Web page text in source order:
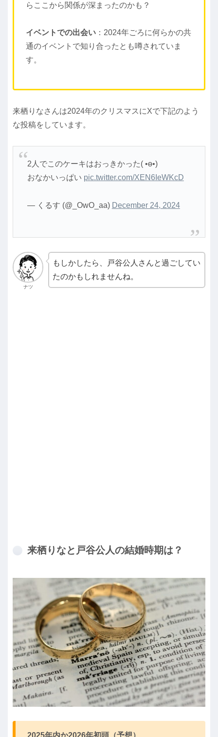
らここから関係が深まったのかも？
イベントでの出会い ：2024年ごろに何らかの共
通のイベントで知り合ったとも噂されていま
す。
来栖りなさんは2024年のクリスマスにXで下記のよう
な投稿をしています。
2人でこのケーキはおっきかった( •ө•)
おなかいっぱい pic.twitter.com/XEN6IeWKcD
— くるす (@_OwO_aa) December 24, 2024
ナツ
もしかしたら、戸谷公人さんと過ごしてい
たのかもしれませんね。
来栖りなと戸谷公人の結婚時期は？
2025年内か2026年初頭（予想）